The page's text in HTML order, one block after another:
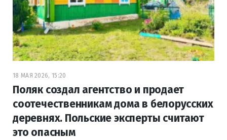
18 МАЯ 2026, 15:20
Поляк создал агентство и продает
соотечественникам дома в белорусских
деревнях. Польские эксперты считают
это опасным